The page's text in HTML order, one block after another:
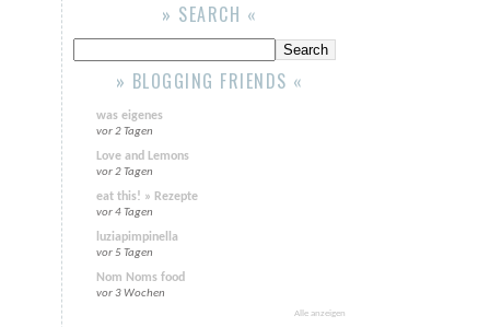
» SEARCH «
» BLOGGING FRIENDS «
was eigenes
vor 2 Tagen
Love and Lemons
vor 2 Tagen
eat this! » Rezepte
vor 4 Tagen
luziapimpinella
vor 5 Tagen
Nom Noms food
vor 3 Wochen
Alle anzeigen